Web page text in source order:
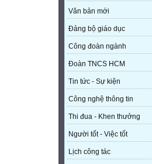
Văn bản mới
Đảng bộ giáo dục
Công đoàn ngành
Đoàn TNCS HCM
Tin tức - Sự kiện
Công nghệ thông tin
Thi đua - Khen thưởng
Người tốt - Việc tốt
Lịch công tác